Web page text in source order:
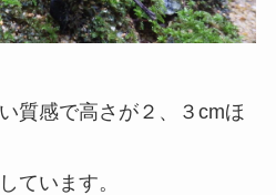
質感で高さが２、３cmほ
ています。